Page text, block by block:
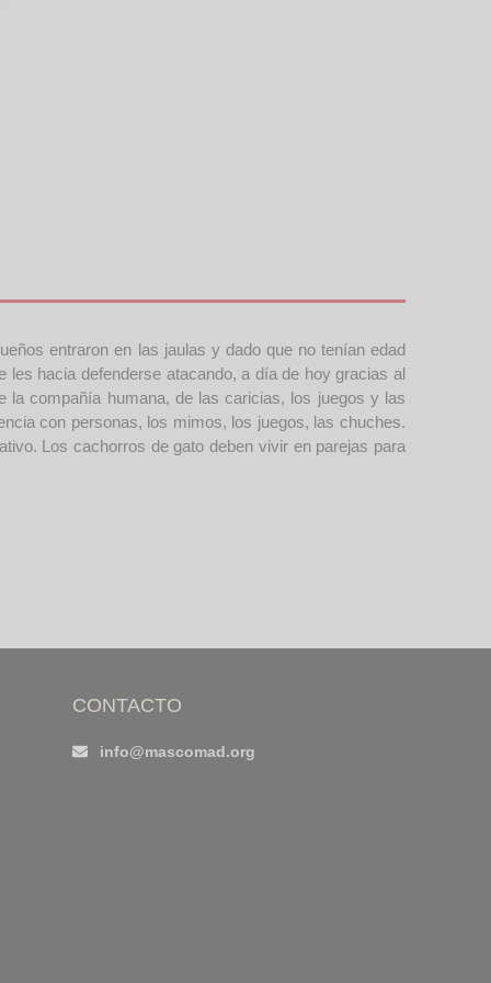
entraron en las jaulas y dado que no tenían edad
hacia defenderse atacando, a día de hoy gracias al
la compañía humana, de las caricias, los juegos y las
con personas, los mimos, los juegos, las chuches.
Los cachorros de gato deben vivir en parejas para
CONTACTO
info@mascomad.org